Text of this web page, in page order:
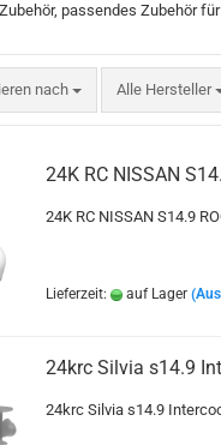
passendes Zubehör
nach
nach Alle Hersteller
24K RC NISSAN
24K RC NISSAN S14.9
Lieferzeit: auf Lager
24krc Silvia s14.9
24krc Silvia s14.9